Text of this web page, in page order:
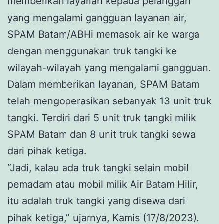
yang mengalami gangguan layanan air,
SPAM Batam/ABHi memasok air ke warga
dengan menggunakan truk tangki ke
wilayah-wilayah yang mengalami gangguan.
Dalam memberikan layanan, SPAM Batam
telah mengoperasikan sebanyak 13 unit truk
tangki. Terdiri dari 5 unit truk tangki milik
SPAM Batam dan 8 unit truk tangki sewa
dari pihak ketiga.
“Jadi, kalau ada truk tangki selain mobil
pemadam atau mobil milik Air Batam Hilir,
itu adalah truk tangki yang disewa dari
pihak ketiga,” ujarnya, Kamis (17/8/2023).